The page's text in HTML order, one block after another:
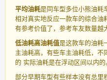
平均油耗是同车型多位小熊油耗
相对真实地反应一款车的综合油
有参考价值了，参考车友数量越
低油耗高油耗值是这款车的油耗
主油耗高，有些车主油耗低，
的 实际油耗是在浮动区间以内的
部分早期车型有些样本没有总里